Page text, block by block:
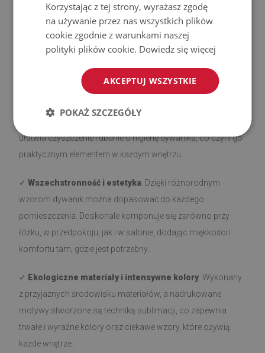
Antypoślizgowy spód. Nasze dywaniki z warstwą
antypoślizgową są bezpieczne i stabilne na różnego rodzaju
podłożach, takich jak drewno czy płytki. Spodnią stronę
zwiększa komfort użytkowania. Przed rozłożeniem upewnij
się, że powierzchnia jest gładka, czysta i sucha.
ułatwia czyszczenie i dbanie o higienę dywanika, co czyni go
praktycznym elementem w każdym wnętrzu.
✓ Wszechstronność i estetyka . Dzięki różnorodnym
wzorom dywanik można dopasować do każdego
pomieszczenia. Doskonale komponuje się zarówno przy
łóżku, w przedpokoju, jak i w salonie, dodając miękkości i
komfortu tam, gdzie jest potrzebny.
✓ Ekologiczne materiały i intensywne kolory . Wykonany
z przyjaznych środowisku materiałów, a nadrukowane
motywy stworzone są techniką sublimacji, co zapewnia
trwałe i wyraźne kolory oraz ciekawe wzory, które ożywią
każde wnętrze.
Korzystając z tej strony, wyrażasz zgodę
na używanie przez nas wszystkich plików
cookie zgodnie z warunkami naszej
polityki plików cookie. Dowiedz się więcej
AKCEPTUJ WSZYSTKIE
POKAŻ SZCZEGÓŁY